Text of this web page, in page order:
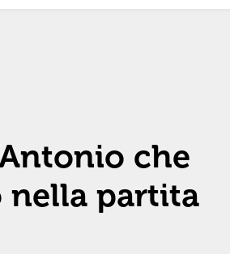
che
nella partita